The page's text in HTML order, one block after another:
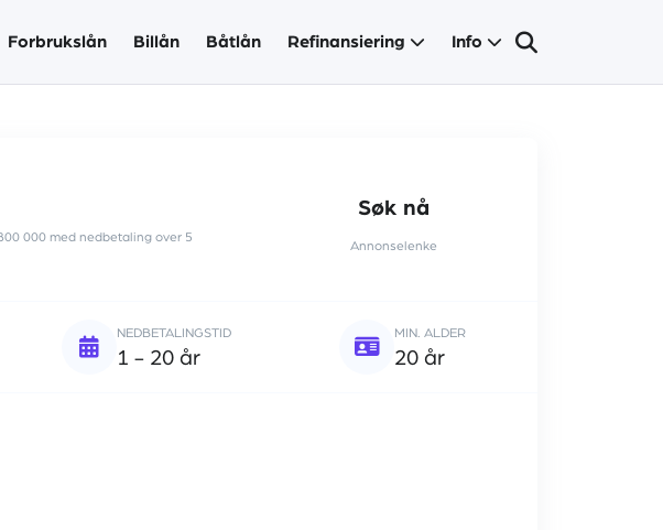
Forbrukslån Billån Båtlån Refinansiering Info
000 med nedbetaling over 5
Søk nå
Annonselenke
NEDBETALINGSTID
1 - 20 år
MIN. ALDER
20 år